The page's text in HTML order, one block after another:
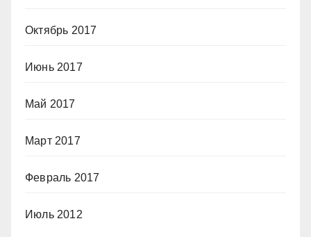
Октябрь 2017
Июнь 2017
Май 2017
Март 2017
Февраль 2017
Июль 2012